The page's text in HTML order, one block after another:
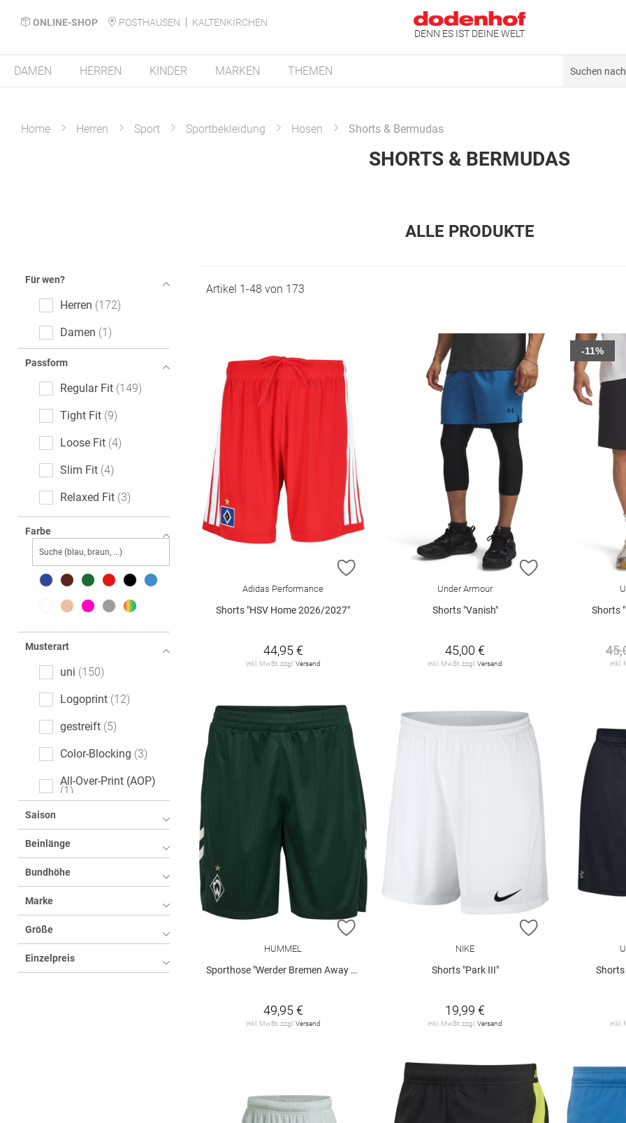
ONLINE-SHOP POSTHAUSEN
KALTENKIRCHEN
DENN ES IST DEINE WELT
DAMEN HERREN KINDER MARKEN THEMEN
Home Herren Sport Sportbekleidung Hosen Shorts & Bermudas
SHORTS & BERMUDAS
ALLE PRODUKTE
Für wen?
Herren 172
Damen 1
Passform
Regular Fit 149
Tight Fit 9
Loose Fit 4
Slim Fit 4
Relaxed Fit 3
Tapered Fit 1
Farbe
Musterart
uni 150
Logoprint 12
gestreift 5
Color-Blocking 3
All-Over-Print (AOP)
1
melange
Saison
Beinlänge
Bundhöhe
Marke
Größe
Einzelpreis
Artikel 1-48 von 173
ZUR WUNSCHLISTE HINZUFÜGEN
Adidas Performance
Shorts "HSV Home 2026/2027"
44,95 €
inkl. MwSt. zzgl. Versand
ZUR
Under Armour
Shorts "Vanish"
45,00 €
inkl. MwSt. zzgl.Versand
Shorts
inkl.
-11%
ZUR WUNSCHLISTE HINZUFÜGEN
HUMMEL
Sporthose "Werder Bremen Away 26/27"
49,95 €
inkl. MwSt. zzgl. Versand
ZUR
NIKE
Shorts "Park III"
19,99 €
inkl. MwSt. zzgl.Versand
Shorts
inkl.